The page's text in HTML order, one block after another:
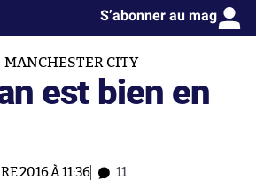
S’abonner au mag
MANCHESTER CITY
est bien en
2016 À 11:36 11